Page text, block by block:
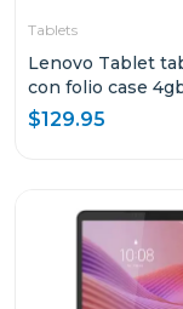
Tablets
Lenovo Tablet
con folio case
128gb de
almacenamiento
$129.95